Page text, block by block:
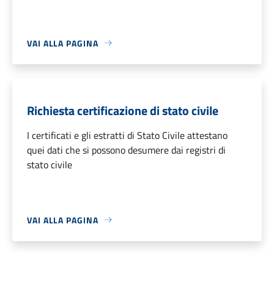
VAI ALLA PAGINA
Richiesta certificazione di stato civile
I certificati e gli estratti di Stato Civile attestano
quei dati che si possono desumere dai registri di
stato civile
VAI ALLA PAGINA